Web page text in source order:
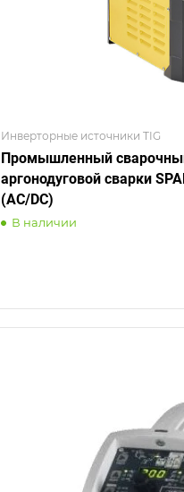
Инверторные источники TIG
Промышленный
аргонодуговой сварки
(AC/DC)
В наличии